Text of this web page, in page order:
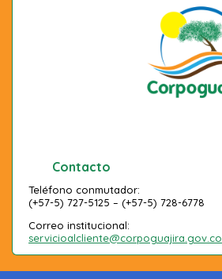
Contacto
Teléfono conmutador:
(+57-5) 727-5125 – (+57-5) 728-6778
Correo institucional:
servicioalcliente@corpoguajira.gov.co